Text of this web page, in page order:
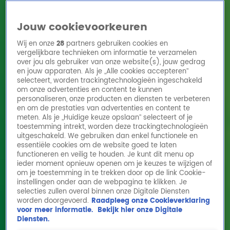
HomeActiesRadioshows DJ'sRadio 10 zendersHitlijsten
Radio luisteren
Volg Radio 10
Zoeken
HomeOnline Radio LuisterenActiesShowsAlle zenders
Week 4 van De Juiste Vraag: alle Onjuiste
Vragen op een rij
31 jan 2025, 09:49
Jouw cookievoorkeuren
Wij en onze28 partners gebruiken cookies en
vergelijkbare technieken om informatie te verzamelen
over jou als gebruiker van onze website(s), jouw gedrag
en jouw apparaten. Als je „Alle cookies accepteren”
selecteert, worden trackingtechnologieën ingeschakeld
om onze advertenties en content te kunnen
personaliseren, onze producten en diensten te verbeteren
en om de prestaties van advertenties en content te
meten. Als je „Huidige keuze opslaan” selecteert of je
toestemming intrekt, worden deze trackingtechnologieën
uitgeschakeld. We gebruiken dan enkel functionele en
essentiële cookies om de website goed te laten
functioneren en veilig te houden. Je kunt dit menu op
ieder moment opnieuw openen om je keuzes te wijzigen of
om je toestemming in te trekken door op de link Cookie-
instellingen onder aan de webpagina te klikken. Je
selecties zullen overal binnen onze Digitale Diensten
worden doorgevoerd. Raadpleeg onze Cookieverklaring
voor meer informatie. Bekijk hier onze Digitale
Diensten.